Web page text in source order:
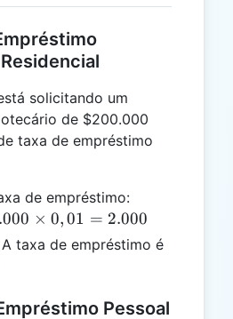
solicitando um
de $200.000
taxa de empréstimo
de empréstimo:
200.000
\times
× 0,01 = 2.000
A taxa de empréstimo é
Pessoal